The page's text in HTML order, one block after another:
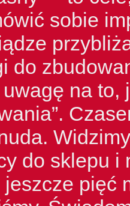
sobie
do
na to,
do sklepu i
jeszcze pięć